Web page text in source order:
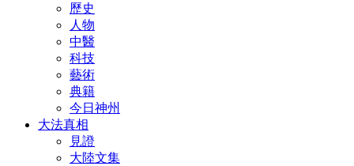
歷史
人物
中醫
科技
藝術
典籍
今日神州
大法真相
見證
大陸文集